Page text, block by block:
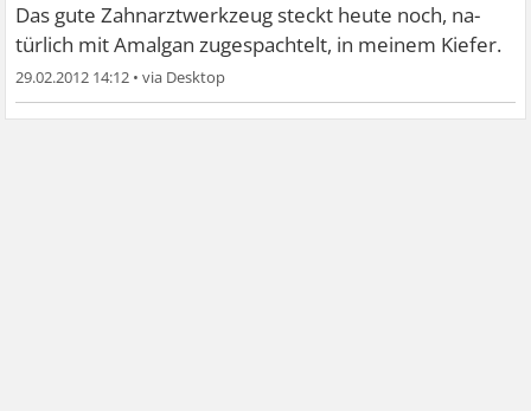
Das gute Zahnarztwerkzeug steckt heute noch, na-
türlich mit Amalgan zugespachtelt, in meinem Kiefer.
29.02.2012 14:12 •